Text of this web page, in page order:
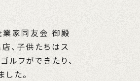
業家同友会 御殿
、子供たちはス
ルフができたり、
た。